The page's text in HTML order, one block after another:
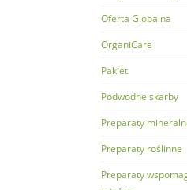
Oferta Globalna
OrganiCare
Pakiet
Podwodne skarby
Preparaty
Preparaty roślinne
Preparaty